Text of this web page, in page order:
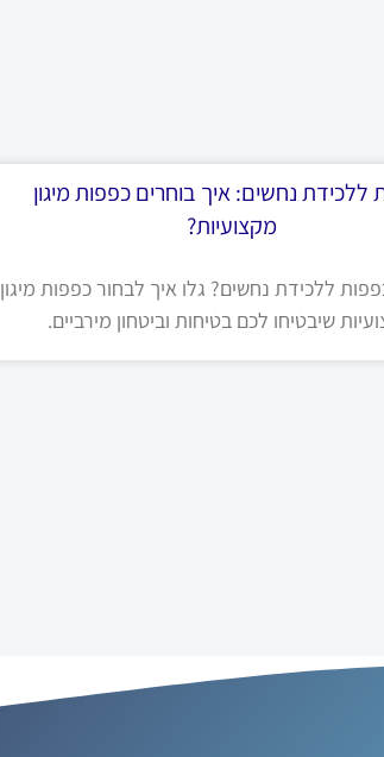
ללכידת נחשים: איך בוחרים כפפות מיגון
מקצועיות?
ללכידת נחשים? גלו איך לבחור כפפות מיגון
שיבטיחו לכם בטיחות וביטחון מירביים.